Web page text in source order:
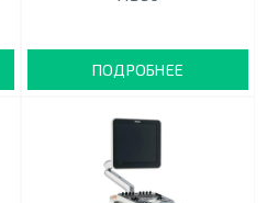
ПОДРОБНЕЕ